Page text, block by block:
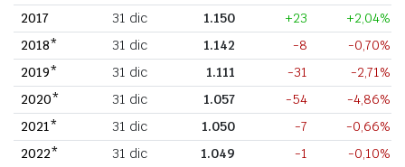
2017
31 dic 1.150 +23
+2,04%
2018*
31 dic 1.142 -8
-0,70%
2019*
31 dic 1.111 -31
-2,71%
2020*
31 dic 1.057 -54
-4,86%
2021*
31 dic 1.050 -7
-0,66%
2022*
31 dic 1.049 -1
-0,10%